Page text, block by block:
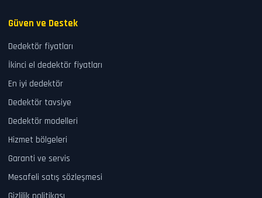
Güven ve Destek
Dedektör fiyatları
İkinci el dedektör fiyatları
En iyi dedektör
Dedektör tavsiye
Dedektör modelleri
Hizmet bölgeleri
Garanti ve servis
Mesafeli satış sözleşmesi